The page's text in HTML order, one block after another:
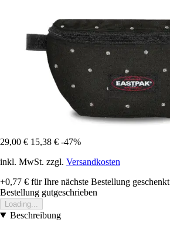
29,00 € 15,38 € -47%
inkl. MwSt. zzgl. Versandkosten
+0,77 € für Ihre nächste Bestellung geschenkt
Bestellung gutgeschrieben
Loading...
Beschreibung